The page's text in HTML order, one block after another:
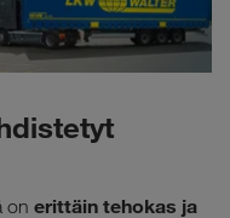
on erittäin tehokas ja